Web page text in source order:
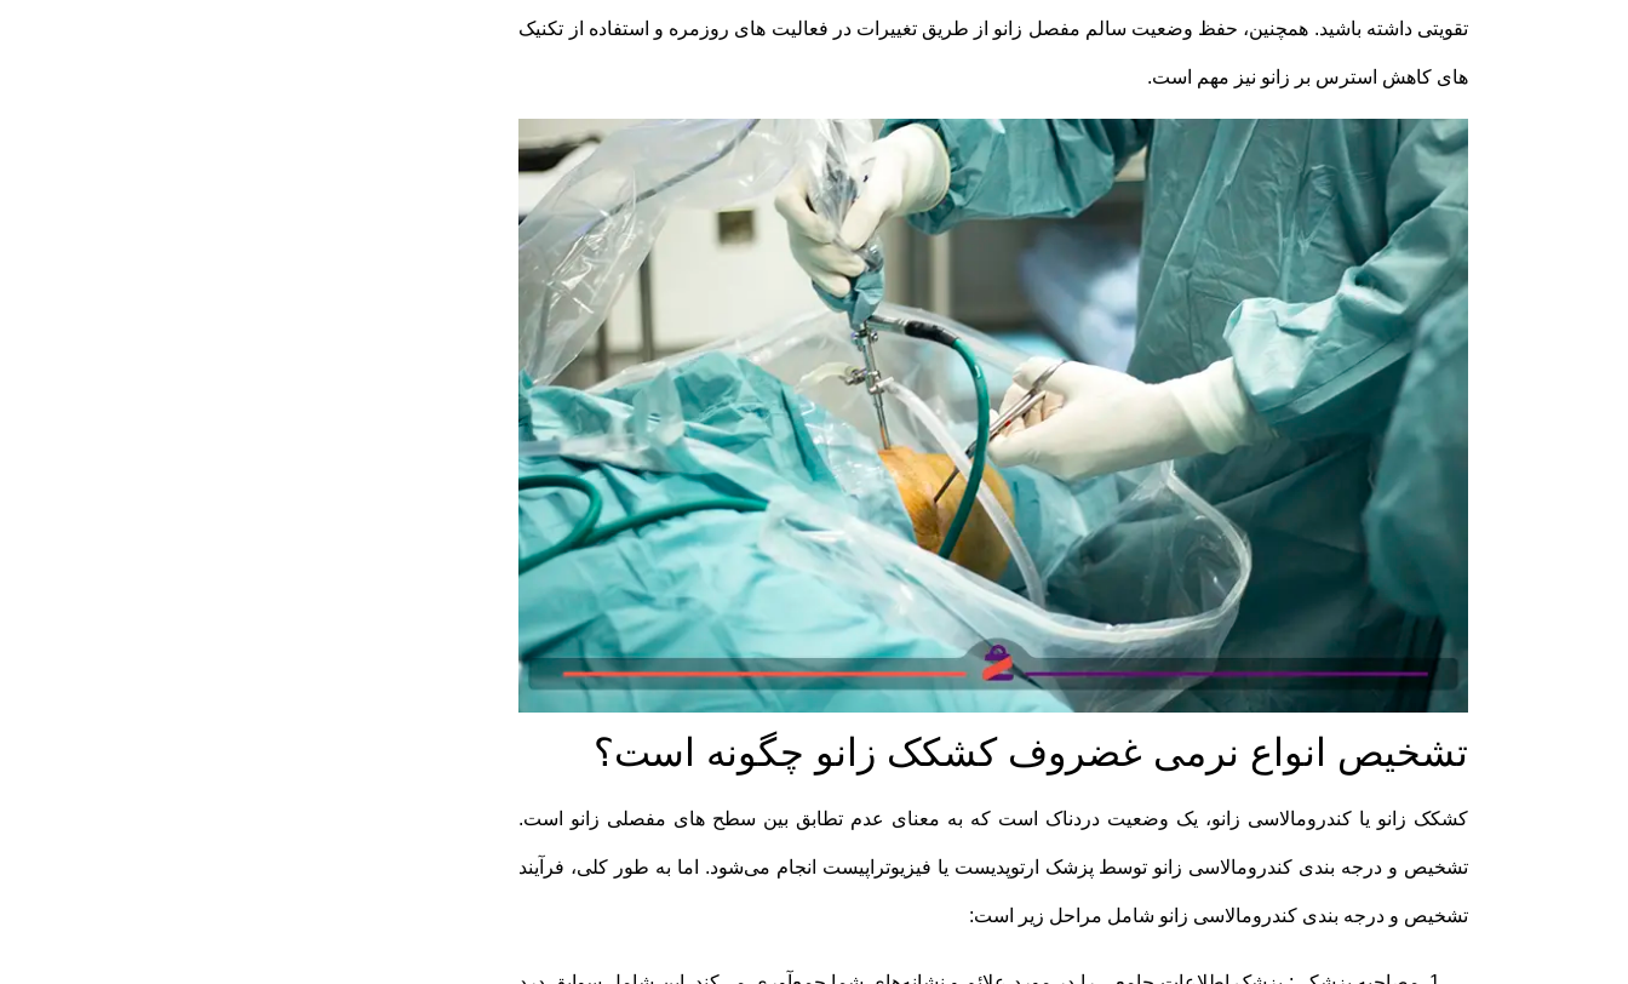
تقویتی داشته باشید. همچنین، حفظ وضعیت سالم مفصل زانو از طریق تغییرات در فعالیت های روزمره و استفاده از تکنیک
های کاهش استرس بر زانو نیز مهم است.
تشخیص انواع نرمی غضروف کشکک زانو چگونه است؟
کشکک زانو یا کندرومالاسی زانو، یک وضعیت دردناک است که به معنای عدم تطابق بین سطح های مفصلی زانو است.
تشخیص و درجه بندی کندرومالاسی زانو توسط پزشک ارتوپدیست یا فیزیوتراپیست انجام می‌شود. اما به طور کلی، فرآیند
تشخیص و درجه بندی کندرومالاسی زانو شامل مراحل زیر است: